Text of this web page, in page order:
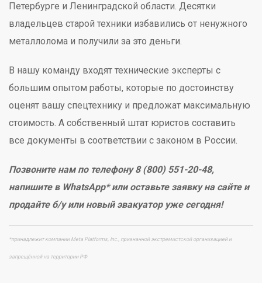
Петербурге и Ленинградской области. Десятки
владельцев старой техники избавились от ненужного
металлолома и получили за это деньги.
В нашу команду входят технические эксперты с
большим опытом работы, которые по достоинству
оценят вашу спецтехнику и предложат максимальную
стоимость. А собственный штат юристов составить
все документы в соответствии с законом в России.
Позвоните нам по телефону 8 (800) 551-20-48,
напишите в WhatsApp* или оставьте заявку на сайте и
продайте б/у или новый эвакуатор уже сегодня!
*принадлежит компании Meta Platforms, Inc., признанной экстремистской организацией и
запрещённой на территории РФ